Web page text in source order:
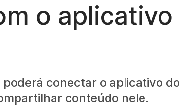
o aplicativo
conectar o aplicativo do
conteúdo nele.